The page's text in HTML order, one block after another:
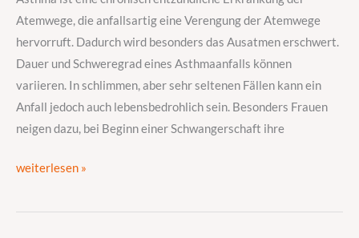
Atemwege, die anfallsartig eine Verengung der Atemwege
hervorruft. Dadurch wird besonders das Ausatmen erschwert.
Dauer und Schweregrad eines Asthmaanfalls können
variieren. In schlimmen, aber sehr seltenen Fällen kann ein
Anfall jedoch auch lebensbedrohlich sein. Besonders Frauen
neigen dazu, bei Beginn einer Schwangerschaft ihre
weiterlesen »